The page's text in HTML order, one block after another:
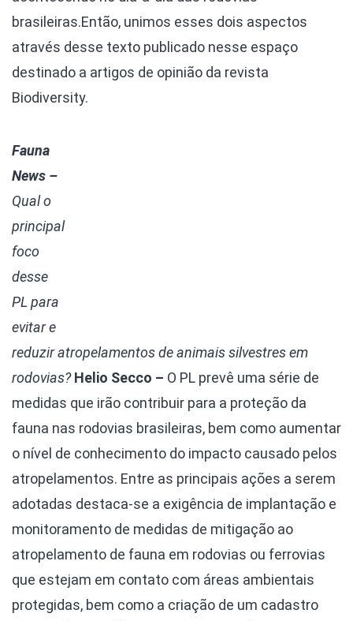
brasileiras.Então, unimos esses dois aspectos
através desse texto publicado nesse espaço
destinado a artigos de opinião da revista
Biodiversity.
Fauna
News –
Qual o
principal
foco
desse
PL para
evitar e
reduzir atropelamentos de animais silvestres em
rodovias? Helio Secco – O PL prevê uma série de
medidas que irão contribuir para a proteção da
fauna nas rodovias brasileiras, bem como aumentar
o nível de conhecimento do impacto causado pelos
atropelamentos. Entre as principais ações a serem
adotadas destaca-se a exigência de implantação e
monitoramento de medidas de mitigação ao
atropelamento de fauna em rodovias ou ferrovias
que estejam em contato com áreas ambientais
protegidas, bem como a criação de um cadastro